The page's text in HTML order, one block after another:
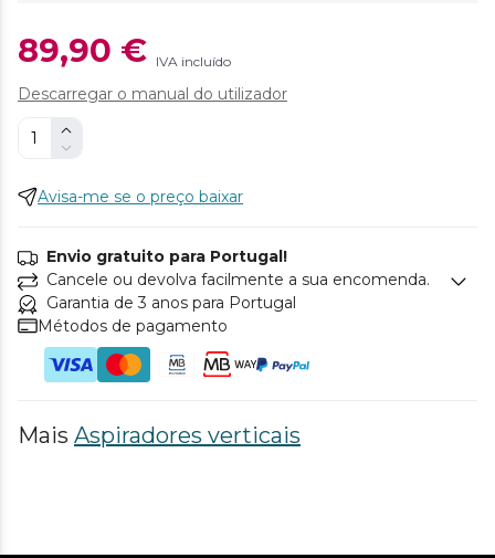
89,90 € IVA incluído
Descarregar o manual do utilizador
Avisa-me se o preço baixar
Envio gratuito para Portugal!
Cancele ou devolva facilmente a sua encomenda.
Garantia de 3 anos para Portugal
Métodos de pagamento
Mais Aspiradores verticais